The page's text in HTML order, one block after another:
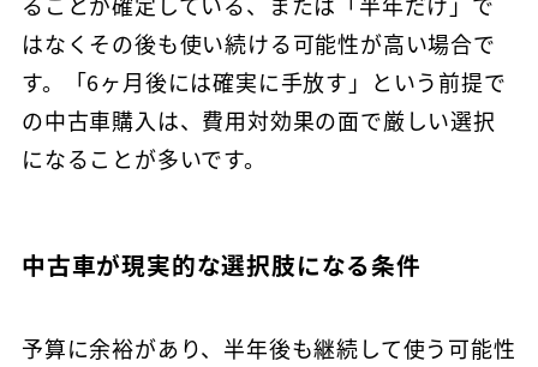
はなくその後も使い続ける可能性が高い場合で
す。「6ヶ月後には確実に手放す」という前提で
の中古車購入は、費用対効果の面で厳しい選択
になることが多いです。
中古車が現実的な選択肢になる条件
予算に余裕があり、半年後も継続して使う可能性